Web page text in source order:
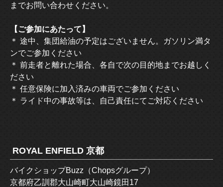
までお問い合わせください。
【ご参加にあたって】
＊ 途中、集団給油の予定はございません。ガソリン満タ
ンでご参加ください
＊ 前走者と離れた場合、各自で次の目的地までお越しく
ださい
＊ 任意保険に加入済みの車両でご参加ください
＊ ライド中の事故等は、自己責任にてご対応ください
ROYAL ENFIELD 京都
バイクショップBuzz（Chopsグループ）
京都府乙訓郡大山崎町大山崎鏡田17